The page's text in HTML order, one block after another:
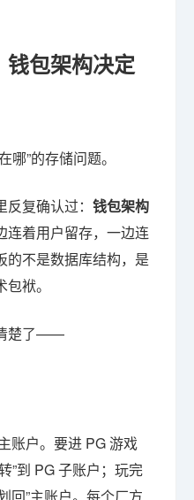
钱包架构决定
哪”的存储问题。
复确认过： 钱包架构
着用户留存，一边连
的不是数据库结构，是
袱。
楚了——
账户。要进 PG 游戏
”到 PG 子账户；玩完